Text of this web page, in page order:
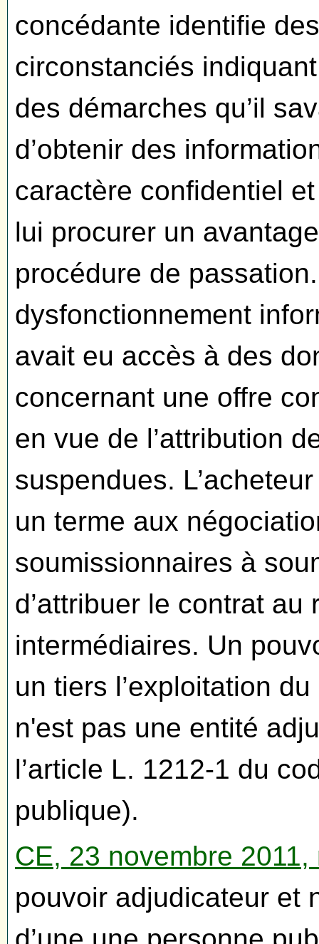
concédante identifie
circonstanciés
des démarches qu’il
d’obtenir des
caractère confidentiel
lui procurer un
procédure de
dysfonctionnement
avait eu accès à des
concernant une offre
en vue de l’attribution
suspendues.
un terme aux
soumissionnaires à
d’attribuer le contrat au
intermédiaires. Un
un tiers l’exploitation
n'est pas une entité
l’article L. 1212-1 du
publique).
CE, 23 novembre 2011,
pouvoir adjudicateur et